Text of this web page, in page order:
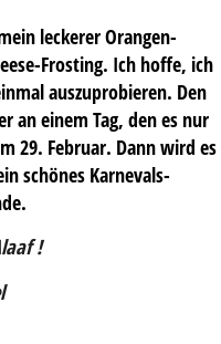
leckerer Orangen-
Frosting. Ich hoffe, ich
auszuprobieren. Den
an einem Tag, den es nur
29. Februar. Dann wird es
schönes Karnevals-
!